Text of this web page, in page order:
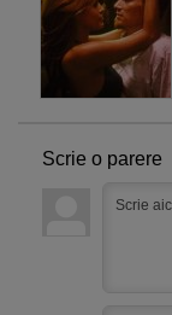
Scrie o parere